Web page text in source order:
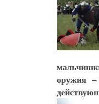
оружия –